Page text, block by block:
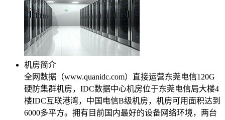
SD-WAN
智能盒子即买即用
全球加速服务
定制跨境加速
数据中心
华南BGP机房
机房简介
全网数据（www.quanidc.com）直接运营东莞电信120G
硬防集群机房，IDC数据中心机房位于东莞电信局大楼4
楼IDC互联港湾，中国电信B级机房，机房可用面积达到
6000多平方。拥有目前国内最好的设备网络环境，两台